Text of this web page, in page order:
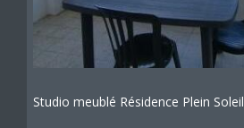
Studio meublé Résidence Plein Soleil